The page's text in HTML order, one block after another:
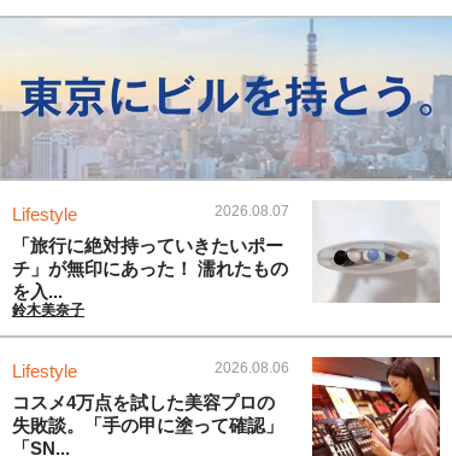
Lifestyle 2026.08.07
「旅行に絶対持っていきたいポー
チ」が無印にあった！ 濡れたもの
を入...
鈴木美奈子
Lifestyle 2026.08.06
コスメ4万点を試した美容プロの
失敗談。「手の甲に塗って確認」
「SN...